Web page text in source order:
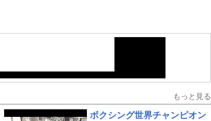
もっと見る
ボクシング世界チャンピオン